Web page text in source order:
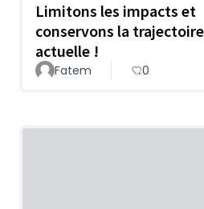
Limitons les impacts et
conservons la trajectoire
actuelle !
Fatem 0